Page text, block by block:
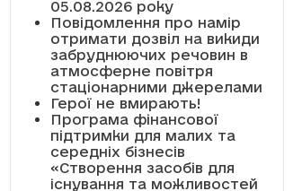
05.08.2026 року
Повідомлення про намір
отримати дозвіл на викиди
забруднюючих речовин в
атмосферне повітря
стаціонарними джерелами
Герої не вмирають!
Програма фінансової
підтримки для малих та
середніх бізнесів
«Створення засобів для
існування та можливостей